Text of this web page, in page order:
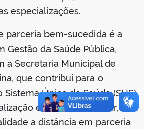
especializações.
parceria bem-sucedida é a
Gestão da Saúde Pública,
a Secretaria Municipal de
que contribui para o
Único de Saúde (SUS)
em Gestão Escolar,
a distância em parceria